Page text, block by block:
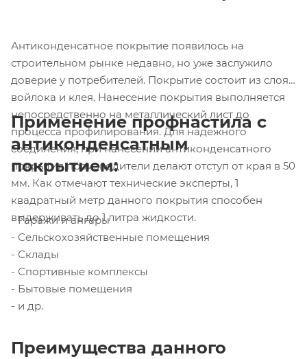
Антиконденсатное покрытие появилось на
строительном рынке недавно, но уже заслужило
доверие у потребителей. Покрытие состоит из слоя
войлока и клея. Нанесение покрытия выполняется
непосредственно на металлический лист до
процесса профилирования. Для надежного
соединения, при нанесении антиконденсатного
покрытия производители делают отступ от края в 50
мм. Как отмечают технические эксперты, 1
квадратный метр данного покрытия способен
выдерживать до 1 литра жидкости.
Применение профнастила с
антиконденсатным
покрытием:
- Гаражи и ангары
- Сельскохозяйственные помещения
- Склады
- Спортивные комплексы
- Бытовые помещения
- и др.
Преимущества данного